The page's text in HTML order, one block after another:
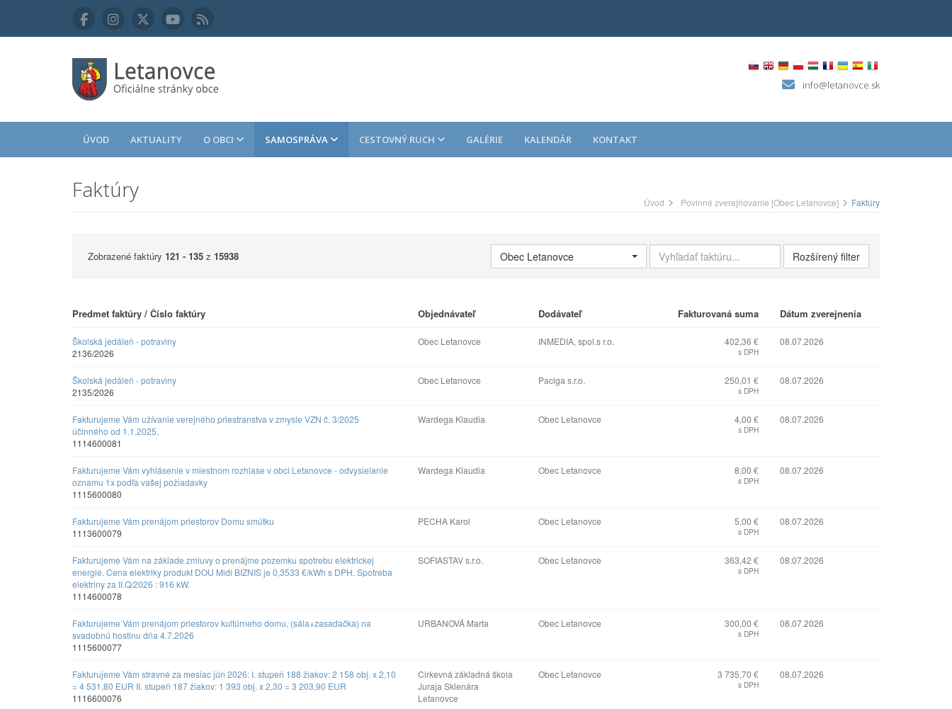
info@letanovce.sk
ÚVOD AKTUALITY O OBCI SAMOSPRÁVA CESTOVNÝ RUCH GALÉRIE KALENDÁR KONTAKT
Faktúry Úvod Povinné zverejňovanie [Obec Letanovce] Faktúry
Zobrazené faktúry 121 - 135 z 15938 Obec Letanovce Vyhľadať faktúru Rozšírený filter
Predmet faktúry / Číslo faktúry Objednávateľ Dodávateľ Fakturovaná suma Dátum zverejnenia
Školská jedáleň - potraviny
2136/2026
Obec Letanovce INMEDIA, spol.s r.o. 402,36 €
s DPH
08.07.2026
Školská jedáleň - potraviny
2135/2026
Obec Letanovce Paciga s.r.o. 250,01 €
s DPH
08.07.2026
Fakturujeme Vám užívanie verejného priestranstva v zmysle VZN č. 3/2025
účinného od 1.1.2025.
1114600081
Wardega Klaudia Obec Letanovce 4,00 €
s DPH
08.07.2026
Fakturujeme Vám vyhlásenie v miestnom rozhlase v obci Letanovce - odvysielanie
oznamu 1x podľa vašej požiadavky
1115600080
Wardega Klaudia Obec Letanovce 8,00 €
s DPH
08.07.2026
Fakturujeme Vám prenájom priestorov Domu smútku
1113600079
PECHA Karol Obec Letanovce 5,00 €
s DPH
08.07.2026
Fakturujeme Vám na základe zmluvy o prenájme pozemku spotrebu elektrickej
energie. Cena elektriky produkt DOU Midi BIZNIS je 0,3533 €/kWh s DPH. Spotreba
elektriny za II.Q/2026 : 916 kW.
1114600078
SOFIASTAV s.r.o. Obec Letanovce 363,42 €
s DPH
08.07.2026
Fakturujeme Vám prenájom priestorov kultúrneho domu, (sála+zasadačka) na
svadobnú hostinu dňa 4.7.2026
1115600077
URBANOVÁ Marta Obec Letanovce 300,00 €
s DPH
08.07.2026
Fakturujeme Vám stravné za mesiac jún 2026: I. stupeň 188 žiakov: 2 158 obj. x 2,10
= 4 531,80 EUR II. stupeň 187 žiakov: 1 393 obj. x 2,30 = 3 203,90 EUR
1116600076
Cirkevná základná škola
Juraja Sklenára
Letanovce
Obec Letanovce 3 735,70 €
s DPH
08.07.2026